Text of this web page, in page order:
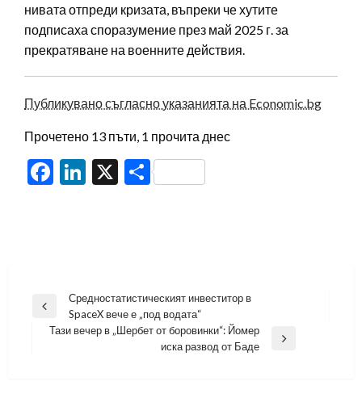
нивата отпреди кризата, въпреки че хутите
подписаха споразумение през май 2025 г. за
прекратяване на военните действия.
Публикувано съгласно указанията на Economic.bg
Прочетено 13 пъти, 1 прочита днес
Facebook
LinkedIn
X Share
Навигация
Previous
Post
Средностатистическият инвеститор в
SpaceX вече е „под водата“
Тази вечер в „Шербет от боровинки“: Йомер
иска развод от Баде